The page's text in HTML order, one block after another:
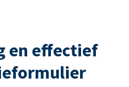
en effectief